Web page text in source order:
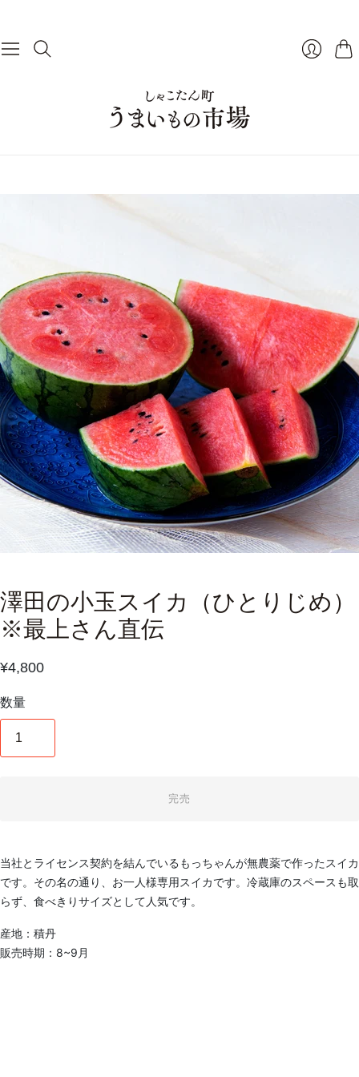
澤田の小玉スイカ（ひとりじめ）
※最上さん直伝
¥4,800
数量
完売
当社とライセンス契約を結んでいるもっちゃんが無農薬で作ったスイカ
です。その名の通り、お一人様専用スイカです。冷蔵庫のスペースも取
らず、食べきりサイズとして人気です。
産地：積丹
販売時期：8~9月